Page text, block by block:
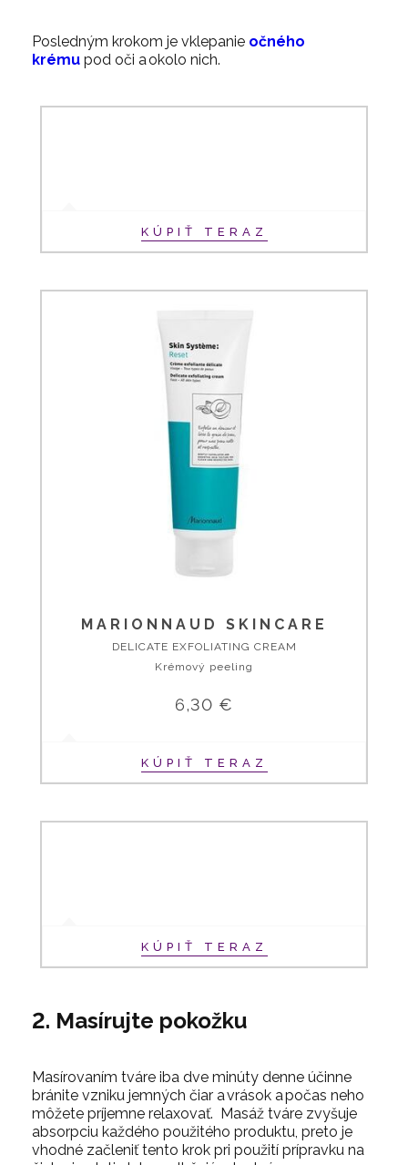
Posledným krokom je vklepanie očného
krému pod oči a okolo nich.
KÚPIŤ TERAZ
MARIONNAUD SKINCARE
DELICATE EXFOLIATING CREAM
Krémový peeling
6,30 €
KÚPIŤ TERAZ
KÚPIŤ TERAZ
2. Masírujte pokožku
Masírovaním tváre iba dve minúty denne účinne
bránite vzniku jemných čiar a vrások a počas neho
môžete príjemne relaxovať. Masáž tváre zvyšuje
absorpciu každého použitého produktu, preto je
vhodné začleniť tento krok pri použití prípravku na